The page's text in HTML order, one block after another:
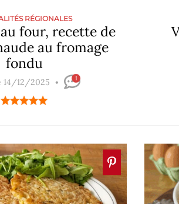
RÉGIONALES
four, recette de
au fromage
fondu
14/12/2025 1